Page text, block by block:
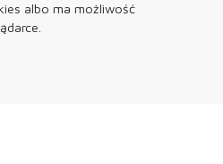
albo ma możliwość